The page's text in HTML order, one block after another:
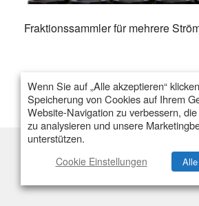
Fraktionssammler für mehrere
Kapazität &
Wenn Sie auf „Alle akzeptieren“
Speicherung von Cookies auf Ihrem
Website-Navigation zu verbessern,
zu analysieren und unsere
unterstützen.
Cookie Einstellungen